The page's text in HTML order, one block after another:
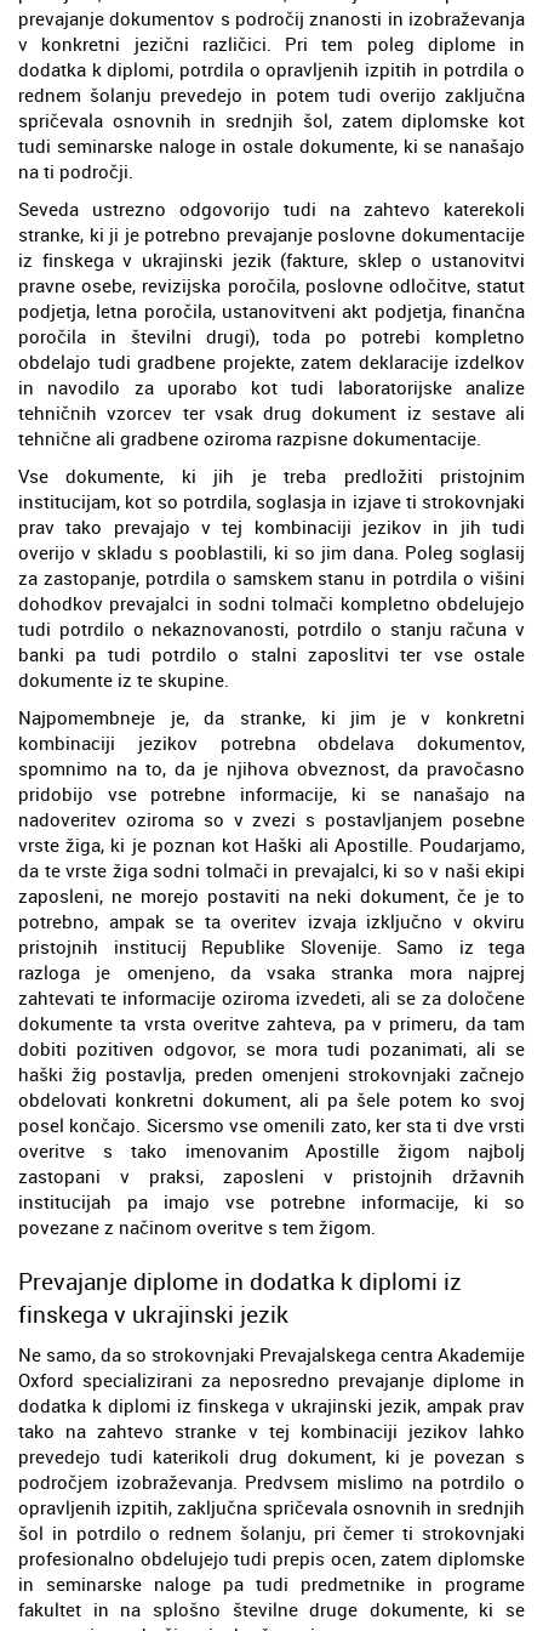
prevajanje dokumentov s področij znanosti in izobraževanja
v konkretni jezični različici. Pri tem poleg diplome in
dodatka k diplomi, potrdila o opravljenih izpitih in potrdila o
rednem šolanju prevedejo in potem tudi overijo zaključna
spričevala osnovnih in srednjih šol, zatem diplomske kot
tudi seminarske naloge in ostale dokumente, ki se nanašajo
na ti področji.
Seveda ustrezno odgovorijo tudi na zahtevo katerekoli
stranke, ki ji je potrebno prevajanje poslovne dokumentacije
iz finskega v ukrajinski jezik (fakture, sklep o ustanovitvi
pravne osebe, revizijska poročila, poslovne odločitve, statut
podjetja, letna poročila, ustanovitveni akt podjetja, finančna
poročila in številni drugi), toda po potrebi kompletno
obdelajo tudi gradbene projekte, zatem deklaracije izdelkov
in navodilo za uporabo kot tudi laboratorijske analize
tehničnih vzorcev ter vsak drug dokument iz sestave ali
tehnične ali gradbene oziroma razpisne dokumentacije.
Vse dokumente, ki jih je treba predložiti pristojnim
institucijam, kot so potrdila, soglasja in izjave ti strokovnjaki
prav tako prevajajo v tej kombinaciji jezikov in jih tudi
overijo v skladu s pooblastili, ki so jim dana. Poleg soglasij
za zastopanje, potrdila o samskem stanu in potrdila o višini
dohodkov prevajalci in sodni tolmači kompletno obdelujejo
tudi potrdilo o nekaznovanosti, potrdilo o stanju računa v
banki pa tudi potrdilo o stalni zaposlitvi ter vse ostale
dokumente iz te skupine.
Najpomembneje je, da stranke, ki jim je v konkretni
kombinaciji jezikov potrebna obdelava dokumentov,
spomnimo na to, da je njihova obveznost, da pravočasno
pridobijo vse potrebne informacije, ki se nanašajo na
nadoveritev oziroma so v zvezi s postavljanjem posebne
vrste žiga, ki je poznan kot Haški ali Apostille. Poudarjamo,
da te vrste žiga sodni tolmači in prevajalci, ki so v naši ekipi
zaposleni, ne morejo postaviti na neki dokument, če je to
potrebno, ampak se ta overitev izvaja izključno v okviru
pristojnih institucij Republike Slovenije. Samo iz tega
razloga je omenjeno, da vsaka stranka mora najprej
zahtevati te informacije oziroma izvedeti, ali se za določene
dokumente ta vrsta overitve zahteva, pa v primeru, da tam
dobiti pozitiven odgovor, se mora tudi pozanimati, ali se
haški žig postavlja, preden omenjeni strokovnjaki začnejo
obdelovati konkretni dokument, ali pa šele potem ko svoj
posel končajo. Sicersmo vse omenili zato, ker sta ti dve vrsti
overitve s tako imenovanim Apostille žigom najbolj
zastopani v praksi, zaposleni v pristojnih državnih
institucijah pa imajo vse potrebne informacije, ki so
povezane z načinom overitve s tem žigom.
Prevajanje diplome in dodatka k diplomi iz
finskega v ukrajinski jezik
Ne samo, da so strokovnjaki Prevajalskega centra Akademije
Oxford specializirani za neposredno prevajanje diplome in
dodatka k diplomi iz finskega v ukrajinski jezik, ampak prav
tako na zahtevo stranke v tej kombinaciji jezikov lahko
prevedejo tudi katerikoli drug dokument, ki je povezan s
področjem izobraževanja. Predvsem mislimo na potrdilo o
opravljenih izpitih, zaključna spričevala osnovnih in srednjih
šol in potrdilo o rednem šolanju, pri čemer ti strokovnjaki
profesionalno obdelujejo tudi prepis ocen, zatem diplomske
in seminarske naloge pa tudi predmetnike in programe
fakultet in na splošno številne druge dokumente, ki se